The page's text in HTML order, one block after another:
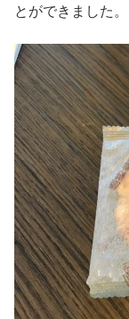
とができました。